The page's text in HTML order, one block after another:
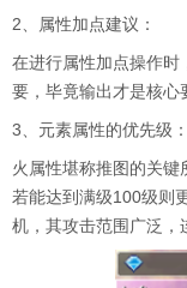
2、属性加点建议：
在进行属性加点操作时
要，毕竟输出才是核心
3、元素属性的优先级：
火属性堪称推图的关键
若能达到满级100级则
机，其攻击范围广泛，